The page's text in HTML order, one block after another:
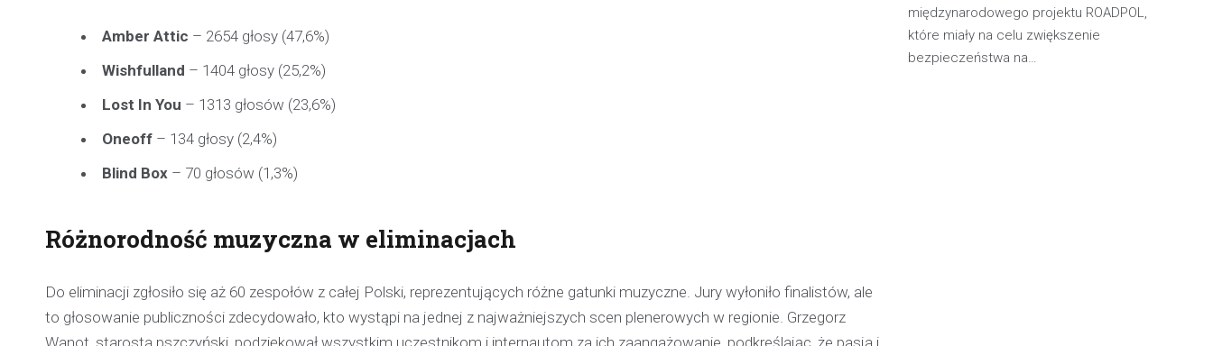
Amber Attic – 2654 głosy (47,6%)
Wishfulland – 1404 głosy (25,2%)
Lost In You – 1313 głosów (23,6%)
Oneoff – 134 głosy (2,4%)
Blind Box – 70 głosów (1,3%)
Różnorodność muzyczna w eliminacjach
Do eliminacji zgłosiło się aż 60 zespołów z całej Polski, reprezentujących różne gatunki muzyczne. Jury wyłoniło finalistów, ale
to głosowanie publiczności zdecydowało, kto wystąpi na jednej z najważniejszych scen plenerowych w regionie. Grzegorz
Wanot, starosta pszczyński, podziękował wszystkim uczestnikom i internautom za ich zaangażowanie, podkreślając, że pasja i
międzynarodowego projektu ROADPOL,
które miały na celu zwiększenie
bezpieczeństwa na…